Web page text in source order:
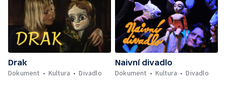
Drak
Dokument
Kultura Divadlo
Naivní divadlo
Dokument
Kultura Divadlo